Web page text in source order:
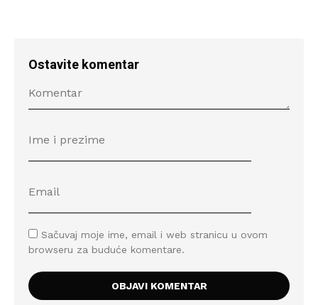
Ostavite komentar
Sačuvaj moje ime, email i web stranicu u ovom
browseru za buduće komentare.